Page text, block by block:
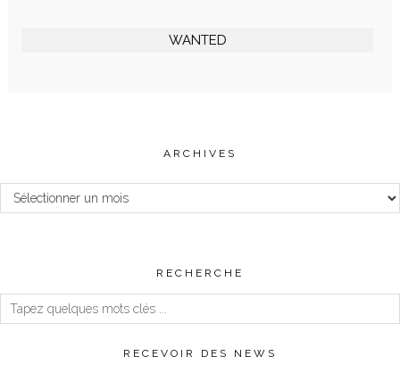
WANTED
ARCHIVES
Archives
RECHERCHE
RECEVOIR DES NEWS